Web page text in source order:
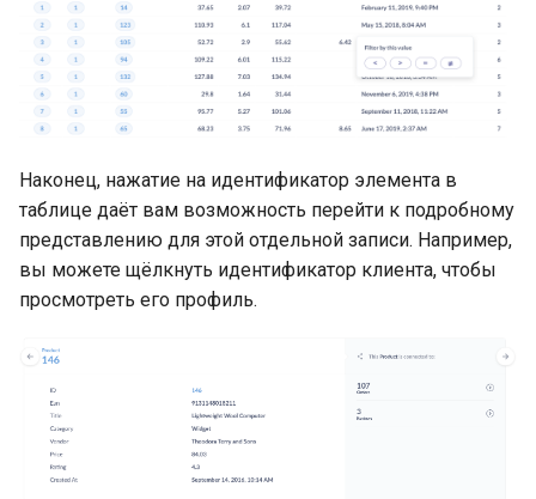
Наконец, нажатие на идентификатор элемента в
таблице даёт вам возможность перейти к подробному
представлению для этой отдельной записи. Например,
вы можете щёлкнуть идентификатор клиента, чтобы
просмотреть его профиль.